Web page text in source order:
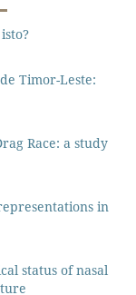
Timor-Leste:
Race: a study
in
status of nasal